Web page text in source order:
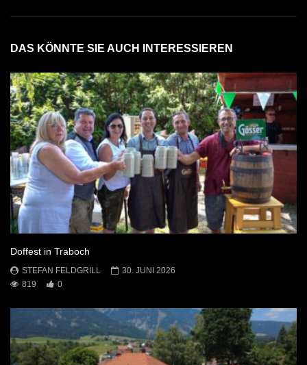
DAS KÖNNTE SIE AUCH INTERESSIEREN
Doffest in Traboch
STEFAN FELDGRILL
30. JUNI 2026
819
0